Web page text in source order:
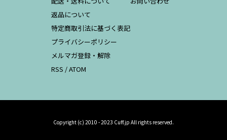
返品について
特定商取引法に基づく表記
プライバシーポリシー
メルマガ登録・解除
RSS /ATOM
Copyright (c) 2010 - 2023 Cuff.jp All rights reserved.